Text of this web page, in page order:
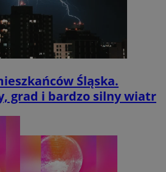
Śląska.
grad i bardzo silny wiatr